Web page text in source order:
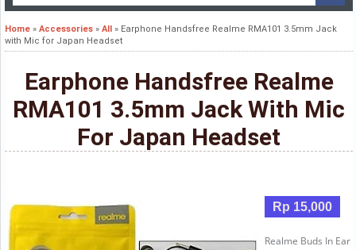
Home » Accessories » All » Earphone Handsfree Realme RMA101 3.5mm Jack
with Mic for Japan Headset
Earphone Handsfree Realme
RMA101 3.5mm Jack With Mic
For Japan Headset
Rp 15,000
Realme Buds In Ear